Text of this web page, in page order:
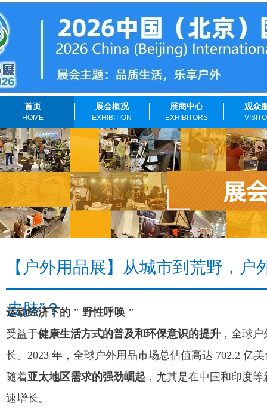
首页
HOME
展会概况
EXHIBITION
展商中心
EXHIBITORS
观众
【户外用品展】从城市到荒野，
皮肤”？
运动经济下的 " 野性呼唤 "
受益于健康生活方式的普及和环保意识的提升 ，全球
长。2023 年，全球户外用品市场总估值高达 702.2 亿
随着亚太地区需求的强劲崛起 ，尤其是在中国和印度
速增长。